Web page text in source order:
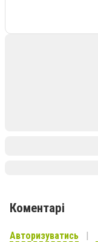
Коментарі
Авторизуватись